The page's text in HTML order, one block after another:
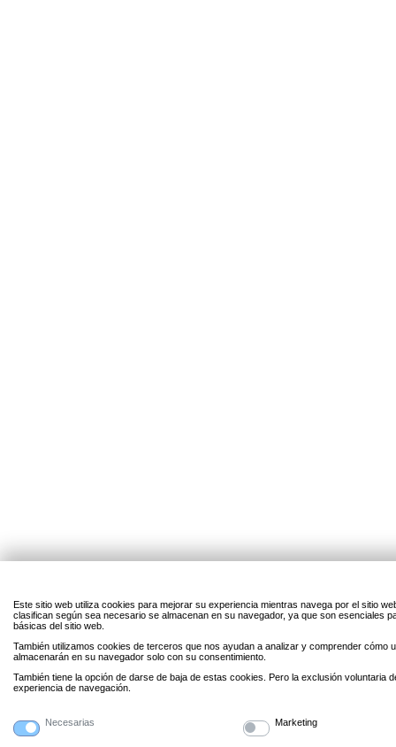
Este sitio web utiliza cookies para mejorar su experiencia mientras navega por el sitio
clasifican según sea necesario se almacenan en su navegador, ya que son esenciales
básicas del sitio web.
También utilizamos cookies de terceros que nos ayudan a analizar y comprender cómo
almacenarán en su navegador solo con su consentimiento.
También tiene la opción de darse de baja de estas cookies. Pero la exclusión voluntaria
experiencia de navegación.
Necesarias Marketing